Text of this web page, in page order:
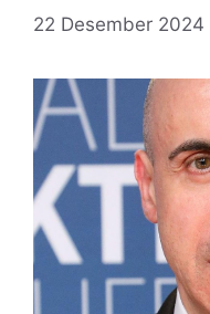
22 Desember 2024